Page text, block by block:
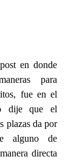
en donde
para
dije que el
plazas da por
alguno de
directa